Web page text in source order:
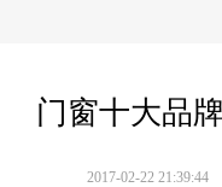
门窗十大品
2017-02-22 21:39:44